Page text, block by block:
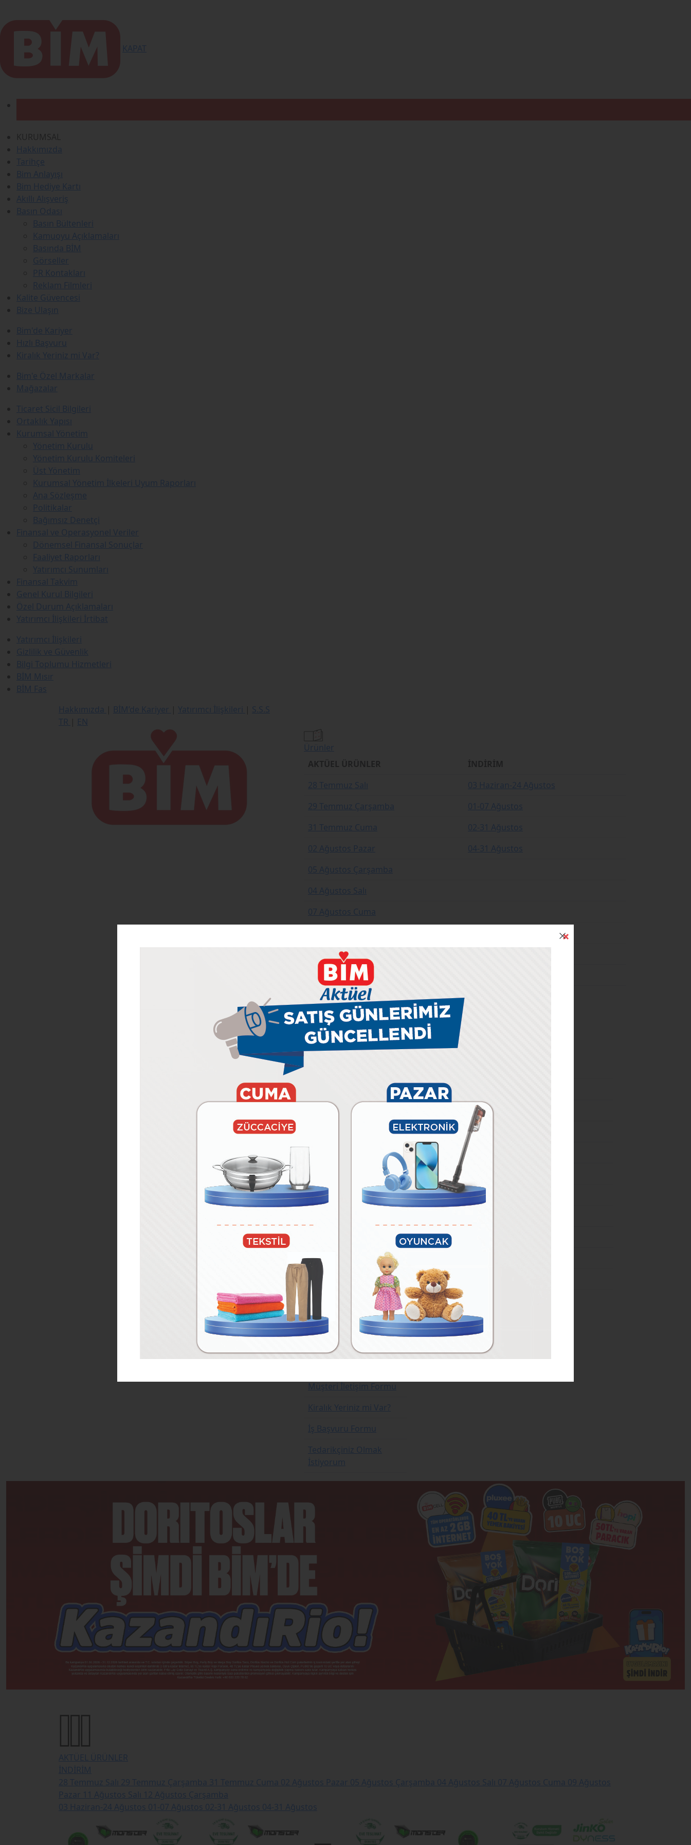
KAPAT
Hakkımızda
Tarihçe
Bim Anlayışı
Bim Hediye Kartı
Akıllı Alışveriş
Basın Odası
Basın Bültenleri
Kamuoyu Açıklamaları
Basında BİM
Görseller
PR Kontakları
Reklam Filmleri
Kalite Güvencesi
Bize Ulaşın
Bim'de Kariyer
Hızlı Başvuru
Kiralık Yeriniz mi Var?
Bim'e Özel Markalar
Mağazalar
Ticaret Sicil Bilgileri
Ortaklık Yapısı
Kurumsal Yönetim
Yönetim Kurulu
Yönetim Kurulu Komiteleri
Üst Yönetim
Kurumsal Yönetim İlkeleri Uyum Raporları
Ana Sözleşme
Politikalar
Bağımsız Denetçi
Finansal ve Operasyonel Veriler
Dönemsel Finansal Sonuçlar
Faaliyet Raporları
Yatırımcı Sunumları
Finansal Takvim
Genel Kurul Bilgileri
Özel Durum Açıklamaları
Yatırımcı İlişkileri İrtibat
Yatırımcı İlişkileri
Gizlilik ve Güvenlik
Bilgi Toplumu Hizmetleri
BİM Mısır
BİM Fas
Hakkımızda
BİM’de Kariyer Yatırımcı İlişkileri
S.S.S
TR
EN
Ürünler
28 Temmuz Salı
03 Haziran-24 Ağustos
29 Temmuz Çarşamba
01-07 Ağustos
31 Temmuz Cuma
02-31 Ağustos
02 Ağustos Pazar
04-31 Ağustos
05 Ağustos Çarşamba
04 Ağustos Salı
07 Ağustos Cuma
11 Ağustos Salı
12 Ağustos Çarşamba
BİM’e
Özel
Afişler
29 Temmuz Çarşamba
28 Temmuz Salı
03 Haziran-24 Ağustos
01-07 Ağustos
02 Ağustos Pazar
02-31 Ağustos
05 Ağustos Çarşamba
04-31 Ağustos
04 Ağustos Salı
12 Ağustos Çarşamba
11 Ağustos Salı
Tarifler
Mağazalar
Müşteri İletişim Formu
Kiralık Yeriniz mi Var?
İş Başvuru Formu
Tedarikçiniz Olmak
İstiyorum
AKTÜEL ÜRÜNLER
İNDİRİM
28 Temmuz Salı
29 Temmuz Çarşamba 31 Temmuz Cuma 02 Ağustos Pazar 05 Ağustos Çarşamba 04 Ağustos Salı 07 Ağustos Cuma 09 Ağustos
Pazar 11 Ağustos Salı
12 Ağustos Çarşamba
03 Haziran-24 Ağustos 01-07 Ağustos 02-31 Ağustos 04-31 Ağustos